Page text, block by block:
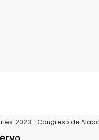
2023 - Congreso de